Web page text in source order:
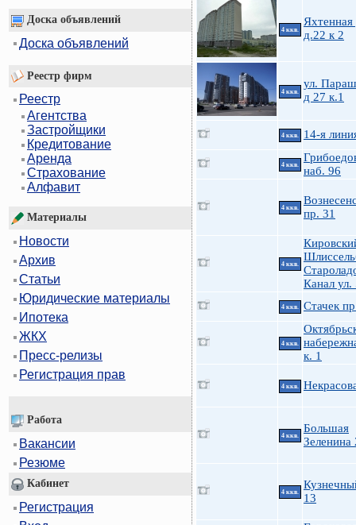
Доска объявлений
Доска объявлений
Реестр фирм
Реестр
Агентства
Застройщики
Кредитование
Аренда
Страхование
Алфавит
Материалы
Новости
Архив
Статьи
Юридические материалы
Ипотека
ЖКХ
Пресс-релизы
Регистрация прав
Работа
Вакансии
Резюме
Кабинет
Регистрация
4 ккв.
Яхтенная
д.22 к 2
4 ккв.
ул.
д 27 к.1
4 ккв. 14-я
4 ккв.
наб. 96
4 ккв.
пр. 31
4 ккв.
Канал ул.
4 ккв. Стачек
4 ккв.
к. 1
4 ккв.
4 ккв.
Большая
Зеленина
4 ккв.
13